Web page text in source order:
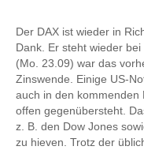
Der DAX ist wieder in
Dank. Er steht wieder
(Mo. 23.09) war das
Zinswende. Einige US-
auch in den kommenden
offen gegenübersteht.
z. B. den Dow Jones
zu hieven. Trotz der